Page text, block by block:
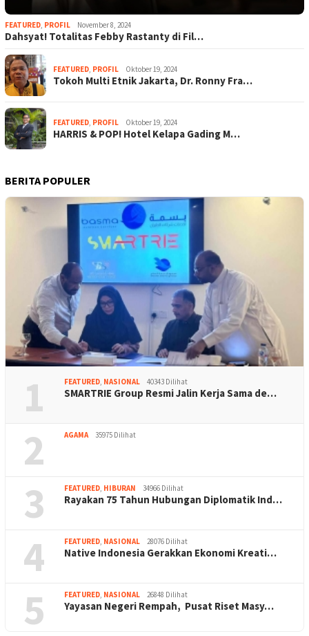
FEATURED, PROFIL November 8, 2024
Dahsyat! Totalitas Febby Rastanty di Fil…
FEATURED, PROFIL Oktober 19, 2024
Tokoh Multi Etnik Jakarta, Dr. Ronny Fra…
FEATURED, PROFIL Oktober 19, 2024
HARRIS & POP! Hotel Kelapa Gading M…
BERITA POPULER
1 FEATURED NASIONAL 40343 Dilihat
SMARTRIE Group Resmi Jalin Kerja Sama de…
2 AGAMA 35975 Dilihat
3 FEATURED HIBURAN 34966 Dilihat
Rayakan 75 Tahun Hubungan Diplomatik Ind…
4 FEATURED NASIONAL 28076 Dilihat
Native Indonesia Gerakkan Ekonomi Kreati…
5 FEATURED NASIONAL 26848 Dilihat
Yayasan Negeri Rempah, Pusat Riset Masy…